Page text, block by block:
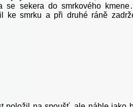
se sekera do smrkového
ke smrku a při druhé ráně